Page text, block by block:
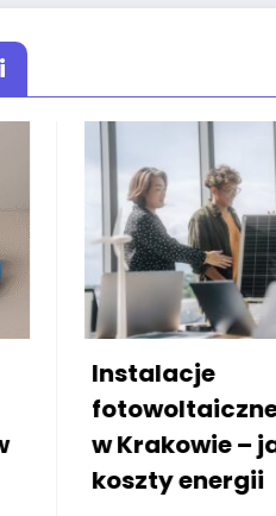
dla firm
– jak obniżyć
energii